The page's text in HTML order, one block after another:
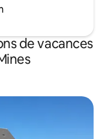
de vacances
aimés